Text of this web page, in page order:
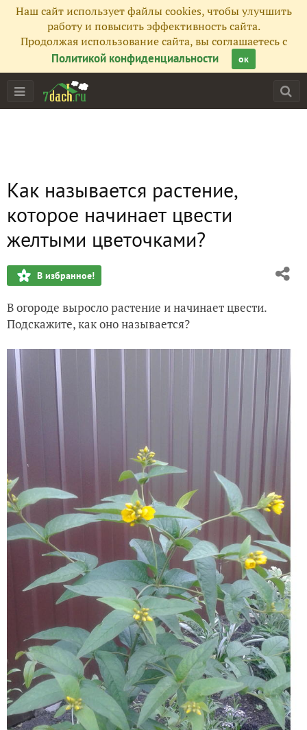
Наш сайт использует файлы cookies, чтобы улучшить
работу и повысить эффективность сайта.
Продолжая использование сайта, вы соглашаетесь с
Политикой конфиденциальности
ок
Как называется растение,
которое начинает цвести
желтыми цветочками?
В избранное!
В огороде выросло растение и начинает цвести.
Подскажите, как оно называется?